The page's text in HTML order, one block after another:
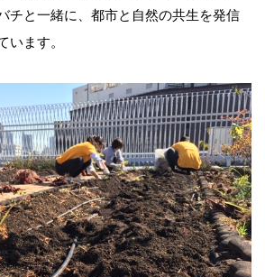
チと一緒に、都市と自然の共生を発信
います。